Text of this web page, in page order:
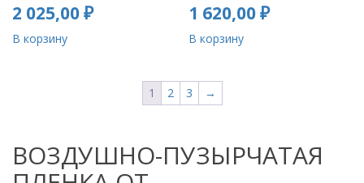
2 025,00₽
В корзину
1 620,00₽
В корзину
1 2 3 →
ВОЗДУШНО-ПУЗЫРЧАТАЯ